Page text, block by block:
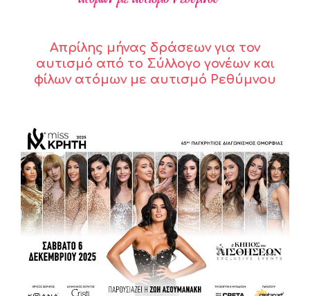
Απρίλης μήνας δράσεων για τον
αυτισμό από το Σύλλογο γονέων και
φίλων ατόμων με αυτισμό Ρεθύμνου